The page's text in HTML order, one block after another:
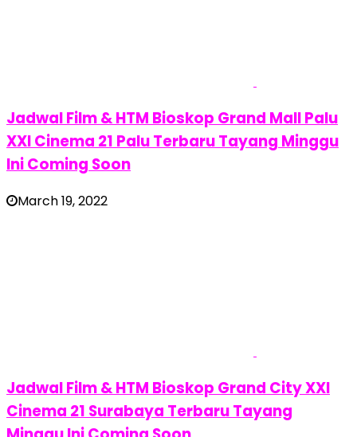
Jadwal Film & HTM Bioskop Grand Mall Palu
XXI Cinema 21 Palu Terbaru Tayang Minggu
Ini Coming Soon
March 19, 2022
Jadwal Film & HTM Bioskop Grand City XXI
Cinema 21 Surabaya Terbaru Tayang